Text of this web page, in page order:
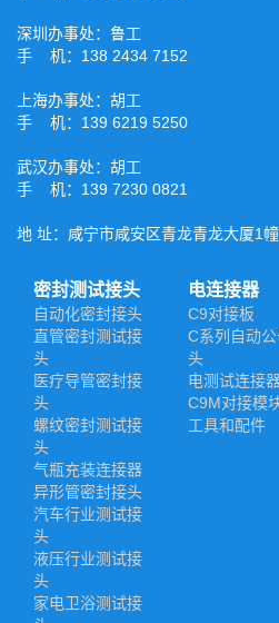
深圳办事处：鲁工
手 机：138 2434 7152
上海办事处：胡工
手 机：139 6219 5250
武汉办事处：胡工
手 机：139 7230 0821
地 址：咸宁市咸安区青龙青龙大厦1
密封测试接头
自动化密封接头
直管密封测试接
头
医疗导管密封接
头
螺纹密封测试接
头
气瓶充装连接器
异形管密封接头
汽车行业测试接
头
液压行业测试接
头
家电卫浴测试接
电连接器
C9对接板
C系列自动
头
电测试连接
C9M对接模
工具和配件